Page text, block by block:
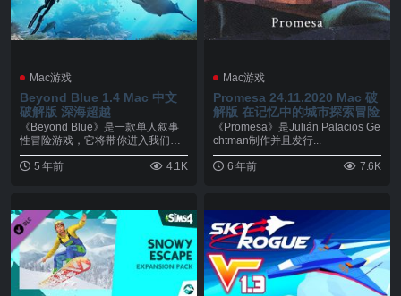
Mac游戏
Beyond Blue 1.4 Mac 中文
破解版 深海超越
《Beyond Blue》是一款单人叙事
性冒险游戏，它将带你进入我们星
球的跃动蓝...
5 年前
4.1K
Mac游戏
Promesa 24.11.2020 Mac 破
解版 在记忆中的城市探索冒险
《Promesa》是Julián Palacios Ge
chtman制作并且发行...
6 年前 7.6K